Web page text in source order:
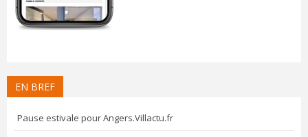
EN BREF
Pause estivale pour Angers.Villactu.fr